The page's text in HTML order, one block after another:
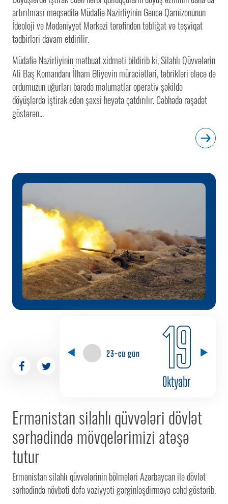
artırılması məqsədilə Müdafiə Nazirliyinin Gəncə Qarnizonunun
İdeoloji və Mədəniyyət Mərkəzi tərəfindən təbliğat və təşviqat
tədbirləri davam etdirilir.
Müdafiə Nazirliyinin mətbuat xidməti bildirib ki, Silahlı Qüvvələrin
Ali Baş Komandanı İlham Əliyevin müraciətləri, təbrikləri eləcə də
ordumuzun uğurları barədə məlumatlar operativ şəkildə
döyüşlərdə iştirak edən şəxsi heyətə çatdırılır. Cəbhədə rəşadət
göstərən...
23-cü gün 19
Oktyabr
Ermənistan silahlı qüvvələri dövlət
sərhədində mövqelərimizi atəşə
tutur
Ermənistan silahlı qüvvələrinin bölmələri Azərbaycan ilə dövlət
sərhədində növbəti dəfə vəziyyəti gərginləşdirməyə cəhd göstərib.